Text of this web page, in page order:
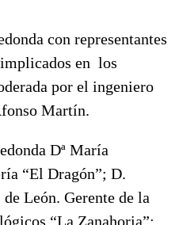
con representantes
en los
por el ingeniero
Martín.
Dª María
“El Dragón”; D.
León. Gerente de la
“La Zanahoria”;